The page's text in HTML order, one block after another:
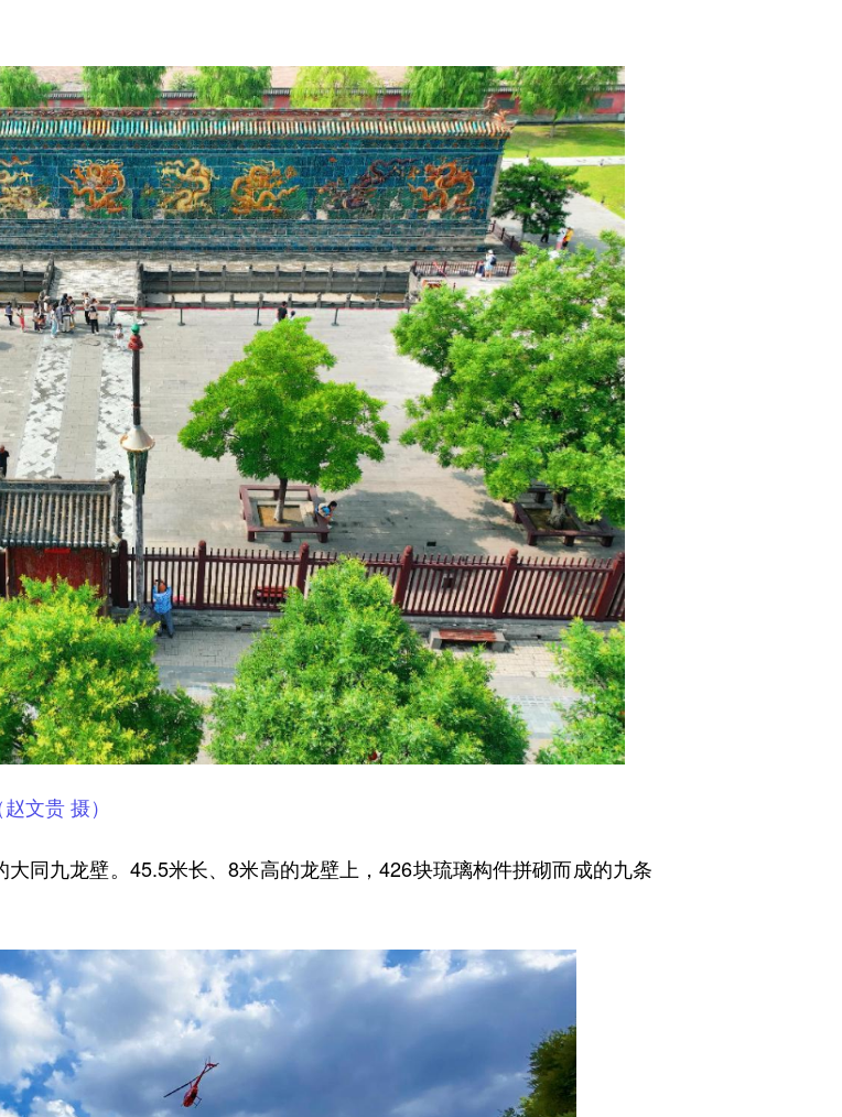
文贵 摄）
九龙壁。45.5米长、8米高的龙壁上，426块琉璃构件拼砌而成的九条